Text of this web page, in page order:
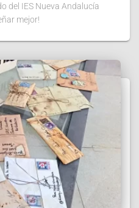
del IES Nueva Andalucía
mejor!